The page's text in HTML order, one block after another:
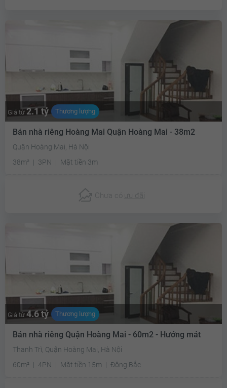
Giá từ 2.1 tỷ Thương lượng
Bán nhà riêng Hoàng Mai Quận Hoàng Mai - 38m2
Quận Hoàng Mai, Hà Nội
38m²
3PN Mặt tiền 3m
Chưa có ưu đãi
Giá từ 4.6 tỷ Thương lượng
Bán nhà riêng Quận Hoàng Mai - 60m2 - Hướng mát
Thanh Trì, Quận Hoàng Mai, Hà Nội
60m²
4PN Mặt tiền 15m Đông Bắc